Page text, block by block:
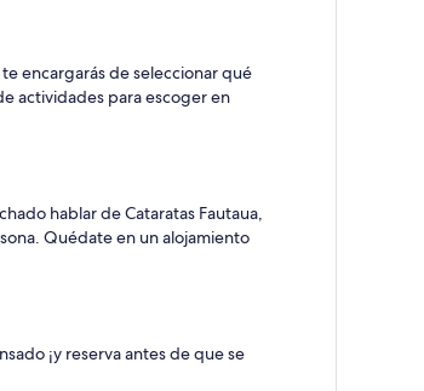
encargarás de seleccionar qué
actividades para escoger en
hablar de Cataratas Fautaua,
Quédate en un alojamiento
¡y reserva antes de que se